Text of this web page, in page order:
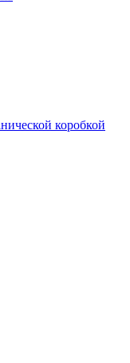
коробкой